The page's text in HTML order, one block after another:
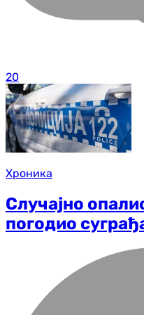
20
Хроника
Случајно
погодио